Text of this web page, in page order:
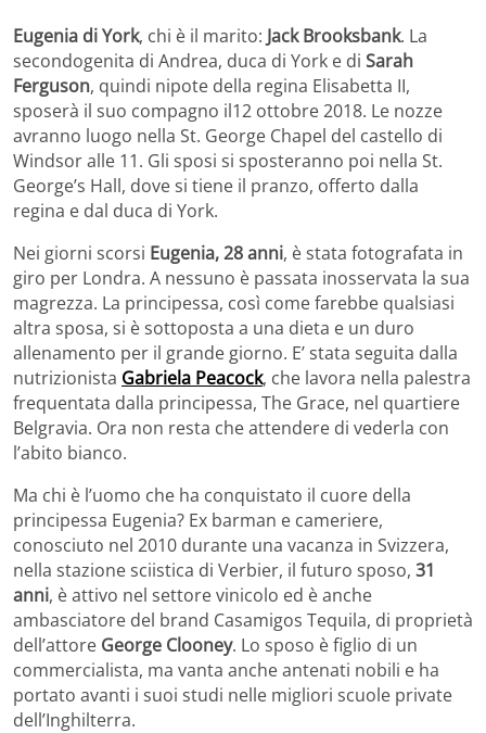
Eugenia di York, chi è il marito: Jack Brooksbank. La
secondogenita di Andrea, duca di York e di Sarah
Ferguson, quindi nipote della regina Elisabetta II,
sposerà il suo compagno il12 ottobre 2018. Le nozze
avranno luogo nella St. George Chapel del castello di
Windsor alle 11. Gli sposi si sposteranno poi nella St.
George’s Hall, dove si tiene il pranzo, offerto dalla
regina e dal duca di York.
Nei giorni scorsi Eugenia, 28 anni, è stata fotografata in
giro per Londra. A nessuno è passata inosservata la sua
magrezza. La principessa, così come farebbe qualsiasi
altra sposa, si è sottoposta a una dieta e un duro
allenamento per il grande giorno. E’ stata seguita dalla
nutrizionista Gabriela Peacock, che lavora nella palestra
frequentata dalla principessa, The Grace, nel quartiere
Belgravia. Ora non resta che attendere di vederla con
l’abito bianco.
Ma chi è l’uomo che ha conquistato il cuore della
principessa Eugenia? Ex barman e cameriere,
conosciuto nel 2010 durante una vacanza in Svizzera,
nella stazione sciistica di Verbier, il futuro sposo, 31
anni, è attivo nel settore vinicolo ed è anche
ambasciatore del brand Casamigos Tequila, di proprietà
dell’attore George Clooney. Lo sposo è figlio di un
commercialista, ma vanta anche antenati nobili e ha
portato avanti i suoi studi nelle migliori scuole private
dell’Inghilterra.